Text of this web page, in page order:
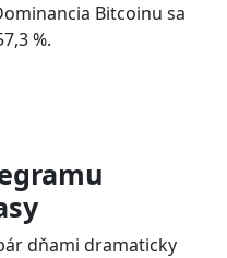
Bitcoinu sa
%.
dňami dramaticky